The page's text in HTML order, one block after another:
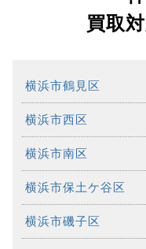
買取
横浜市鶴見区
横浜市西区
横浜市南区
横浜市保土ケ谷区
横浜市磯子区